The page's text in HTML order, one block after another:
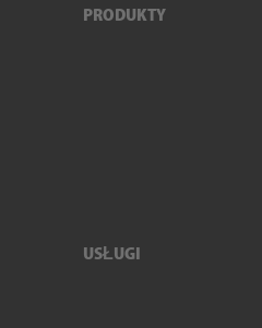
PRODUKTY
USŁUGI